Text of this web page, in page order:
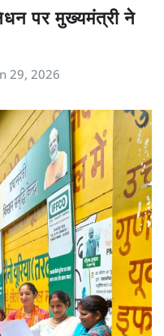
पर मुख्यमंत्री ने
29, 2026